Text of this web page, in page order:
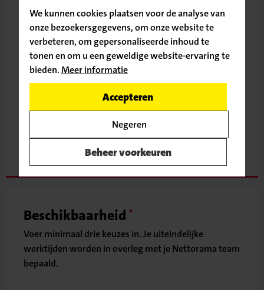
We kunnen cookies plaatsen voor de analyse van
onze bezoekersgegevens, om onze website te
verbeteren, om gepersonaliseerde inhoud te
tonen en om u een geweldige website-ervaring te
bieden.Meer informatie
Beheer voorkeuren
Negeren
Accepteren
Straat
Plaats
Beschikbaarheid
Ga door naar de vacature
Terug naar
vacatureoverzicht